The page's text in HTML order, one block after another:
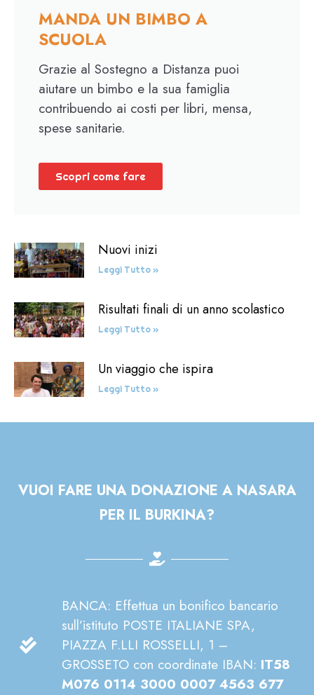
MANDA UN BIMBO A
SCUOLA
Grazie al Sostegno a Distanza puoi
aiutare un bimbo e la sua famiglia
contribuendo ai costi per libri, mensa,
spese sanitarie.
Scopri come fare
Nuovi inizi
Leggi Tutto »
Risultati finali di un anno scolastico
Leggi Tutto »
Un viaggio che ispira
Leggi Tutto »
VUOI FARE UNA DONAZIONE A NASARA
PER IL BURKINA?
BANCA: Effettua un bonifico bancario
sull’istituto POSTE ITALIANE SPA,
PIAZZA F.LLI ROSSELLI, 1 –
GROSSETO con coordinate IBAN: IT58
M076 0114 3000 0007 4563 677